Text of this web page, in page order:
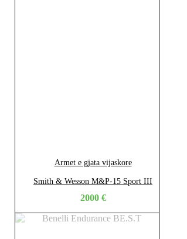
Armet e gjata vijaskore
Smith & Wesson M&P-15 Sport III
2000 €